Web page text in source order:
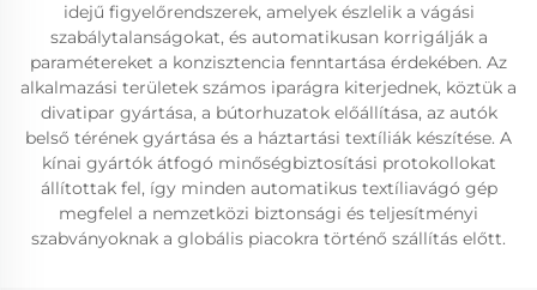
idejű figyelőrendszerek, amelyek észlelik a vágási
szabálytalanságokat, és automatikusan korrigálják a
paramétereket a konzisztencia fenntartása érdekében. Az
alkalmazási területek számos iparágra kiterjednek, köztük a
divatipar gyártása, a bútorhuzatok előállítása, az autók
belső térének gyártása és a háztartási textíliák készítése. A
kínai gyártók átfogó minőségbiztosítási protokollokat
állítottak fel, így minden automatikus textíliavágó gép
megfelel a nemzetközi biztonsági és teljesítményi
szabványoknak a globális piacokra történő szállítás előtt.